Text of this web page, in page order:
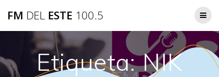
FM DEL ESTE 100.5
Etiqueta:NIK